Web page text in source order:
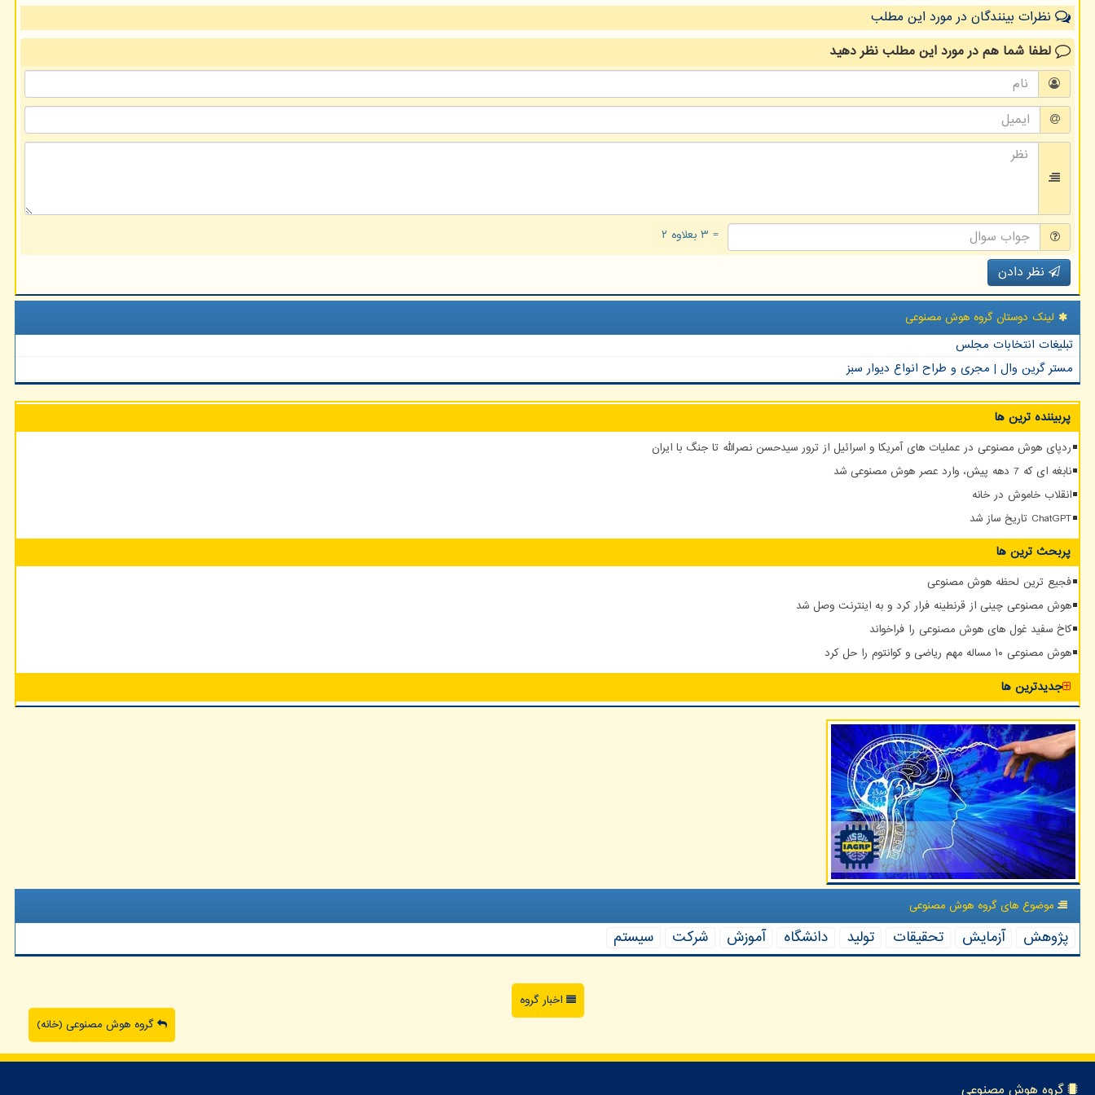
نظرات بینندگان در مورد این مطلب
لطفا شما همدر مورد این مطلبنظر دهید
= ۳ بعلاوه ۲
نظر دادن
لینک دوستان گروه هوش مصنوعی
تبلیغات انتخابات مجلس
مستر گرین وال | مجری و طراح انواع دیوار سبز
پربیننده ترین ها
ردپای هوش مصنوعی در عملیات های آمریکا و اسرائیل از ترور سیدحسن نصرالله تا جنگ با ایران
نابغه ای که 7 دهه پیش، وارد عصر هوش مصنوعی شد
انقلاب خاموش در خانه
ChatGPT تاریخ ساز شد
پربحث ترین ها
فجیع ترین لحظه هوش مصنوعی
هوش مصنوعی چینی از قرنطینه فرار کرد و به اینترنت وصل شد
کاخ سفید غول های هوش مصنوعی را فراخواند
هوش مصنوعی ۱۰ مساله مهم ریاضی و کوانتوم را حل کرد
جدیدترین ها
موضوع های گروه هوش مصنوعی
پژوهش آزمایش تحقیقات تولید دانشگاه آموزش شركت سیستم
اخبار گروه
گروه هوش مصنوعی (خانه)